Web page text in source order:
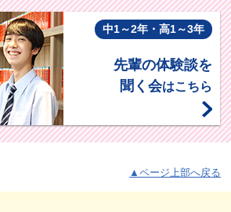
中1～2年・高1～3年
先輩の体験談を
聞く会はこちら
▲ページ上部へ戻る